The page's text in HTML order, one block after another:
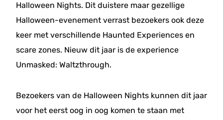
Halloween Nights. Dit duistere maar gezellige
Halloween-evenement verrast bezoekers ook deze
keer met verschillende Haunted Experiences en
scare zones. Nieuw dit jaar is de experience
Unmasked: Waltzthrough.
Bezoekers van de Halloween Nights kunnen dit jaar
voor het eerst oog in oog komen te staan met